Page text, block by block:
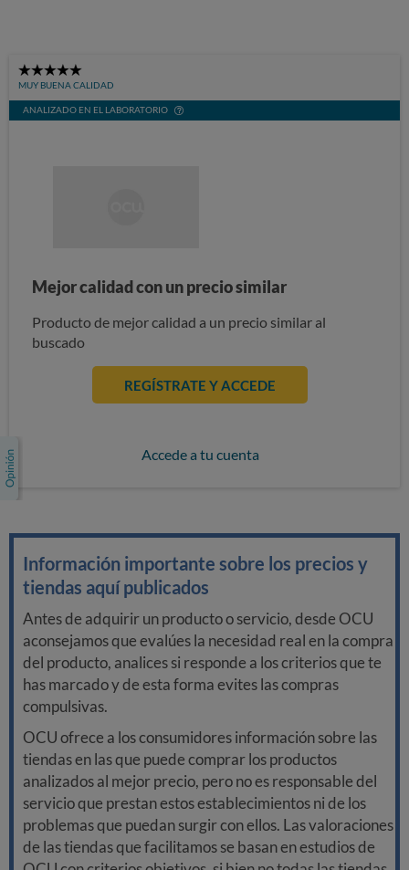
5
Stars
MUY BUENA CALIDAD
ANALIZADO EN EL LABORATORIO
Mejor calidad con un precio similar
Producto de mejor calidad a un precio similar al
buscado
REGÍSTRATE Y ACCEDE
Accede a tu cuenta
Información importante sobre los precios y
tiendas aquí publicados
Antes de adquirir un producto o servicio, desde OCU
aconsejamos que evalúes la necesidad real en la compra
del producto, analices si responde a los criterios que te
has marcado y de esta forma evites las compras
compulsivas.
OCU ofrece a los consumidores información sobre las
tiendas en las que puede comprar los productos
analizados al mejor precio, pero no es responsable del
servicio que prestan estos establecimientos ni de los
problemas que puedan surgir con ellos. Las valoraciones
de las tiendas que facilitamos se basan en estudios de